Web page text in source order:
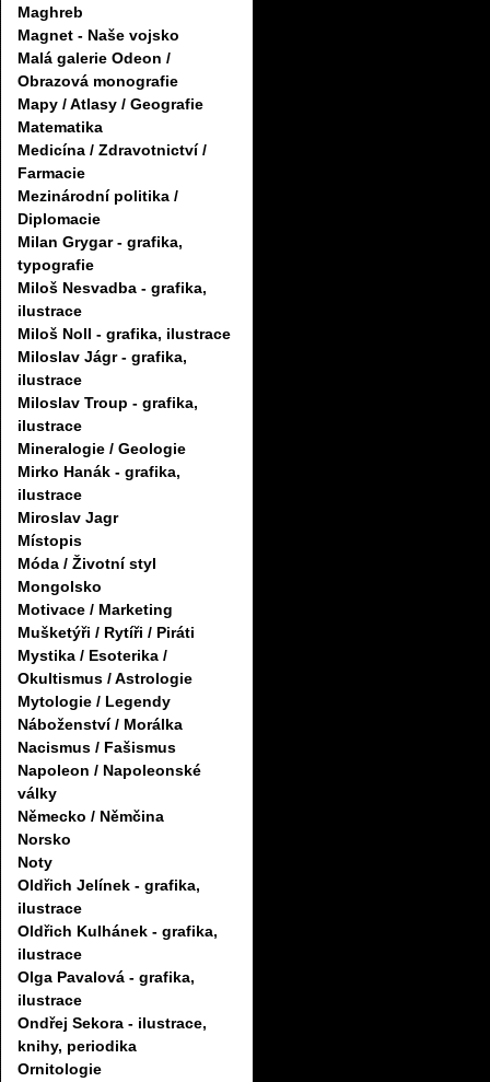
Maghreb
Magnet - Naše vojsko
Malá galerie Odeon /
Obrazová monografie
Mapy / Atlasy / Geografie
Matematika
Medicína / Zdravotnictví /
Farmacie
Mezinárodní politika /
Diplomacie
Milan Grygar - grafika,
typografie
Miloš Nesvadba - grafika,
ilustrace
Miloš Noll - grafika, ilustrace
Miloslav Jágr - grafika,
ilustrace
Miloslav Troup - grafika,
ilustrace
Mineralogie / Geologie
Mirko Hanák - grafika,
ilustrace
Miroslav Jagr
Místopis
Móda / Životní styl
Mongolsko
Motivace / Marketing
Mušketýři / Rytíři / Piráti
Mystika / Esoterika /
Okultismus / Astrologie
Mytologie / Legendy
Náboženství / Morálka
Nacismus / Fašismus
Napoleon / Napoleonské
války
Německo / Němčina
Norsko
Noty
Oldřich Jelínek - grafika,
ilustrace
Oldřich Kulhánek - grafika,
ilustrace
Olga Pavalová - grafika,
ilustrace
Ondřej Sekora - ilustrace,
knihy, periodika
Ornitologie